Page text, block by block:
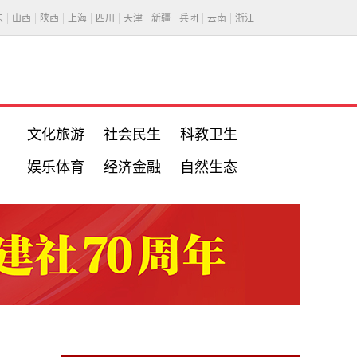
山西 陕西 上海 四川 天津 新疆 兵团 云南 浙江
文化旅游 社会民生 科教卫生
娱乐体育 经济金融 自然生态